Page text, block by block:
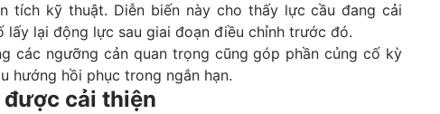
tích kỹ thuật. Diễn biến này cho thấy lực cầu đang cải
lấy lại động lực sau giai đoạn điều chỉnh trước đó.
các ngưỡng cản quan trọng cũng góp phần củng cố kỳ
hướng hồi phục trong ngắn hạn.
cải thiện